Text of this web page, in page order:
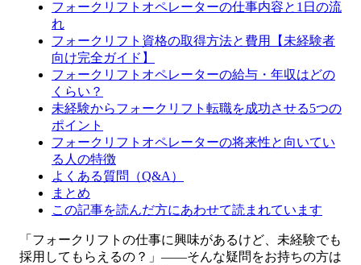
フォークリフトオペレーターの仕事内容と1日の流
れ
フォークリフト資格の取得方法と費用【未経験者
向け完全ガイド】
フォークリフトオペレーターの給与・年収はどの
くらい？
未経験からフォークリフト転職を成功させる5つの
ポイント
フォークリフトオペレーターの将来性と向いてい
る人の特徴
よくある質問（Q&A）
まとめ
この記事を読んだ方にあわせて読まれています
「フォークリフトの仕事に興味があるけど、未経験でも
採用してもらえるの？」——そんな疑問をお持ちの方は